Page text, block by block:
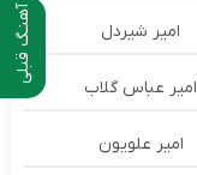
آهنـگ قبلی امیر شیردل
امیر عباس گلاب
امیر علویون